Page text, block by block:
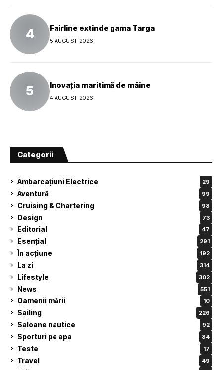
Fairline extinde gama Targa
5 AUGUST 2026
Inovația maritimă de mâine
4 AUGUST 2026
Categorii
Ambarcațiuni Electrice 29
Aventură 99
Cruising & Chartering 98
Design 73
Editorial 47
Esențial 291
În acțiune 192
La zi 314
Lifestyle 302
News 551
Oamenii mării 10
Sailing 226
Saloane nautice 92
Sporturi pe apa 84
Teste 17
Travel 49